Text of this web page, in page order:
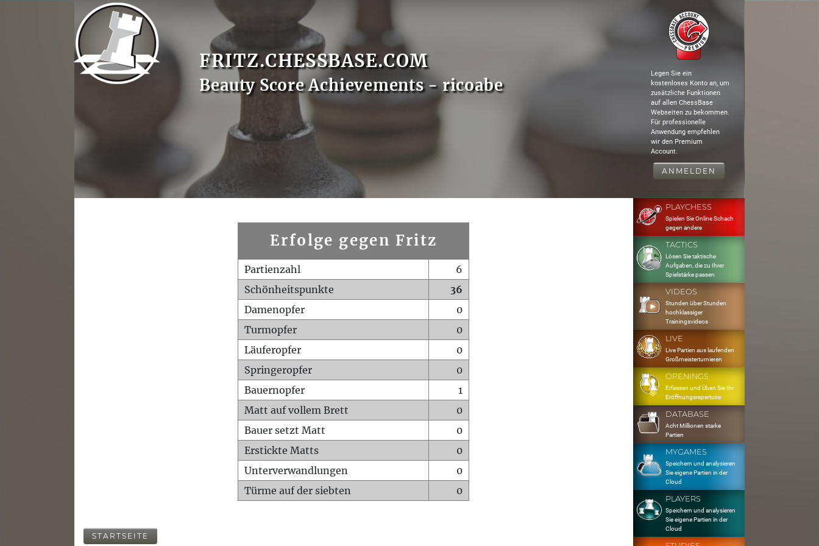
FRITZ.CHESSBASE.COM
Beauty Score Achievements - ricoabe
Legen Sie ein
kostenloses Konto an, um
zusätzliche Funktionen
auf allen ChessBase
Webseiten zu bekommen.
Für professionelle
Anwendung empfehlen
wir den Premium
Account.
ANMELDEN
Erfolge gegen Fritz
Partienzahl
6
Schönheitspunkte
36
Damenopfer
0
Turmopfer
0
Läuferopfer
0
Springeropfer
0
Bauernopfer
1
Matt auf vollem Brett
0
Bauer setzt Matt
0
Erstickte Matts
0
Unterverwandlungen
0
Türme auf der siebten
0
STARTSEITE
PLAYCHESS
Spielen Sie Online Schach
gegen andere
TACTICS
Lösen Sie taktische
Aufgaben, die zu Ihrer
Spielstärke passen
VIDEOS
Stunden über Stunden
hochklassiger
Trainingsvideos
LIVE
Live Partien aus laufenden
Großmeisterturnieren
OPENINGS
Erfassen und Üben Sie Ihr
Eröffnungsrepertoire
DATABASE
Acht Millionen starke
Partien
MYGAMES
Speichern und analysieren
Sie eigene Partien in der
Cloud
PLAYERS
Speichern und analysieren
Sie eigene Partien in der
Cloud